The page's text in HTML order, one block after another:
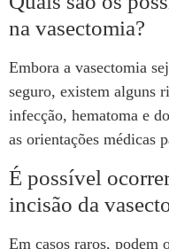
na vasectomia?
Embora a vasectomia
seguro, existem alguns
infecção, hematoma e
as orientações médicas
É possível
incisão da
Em casos raros, podem